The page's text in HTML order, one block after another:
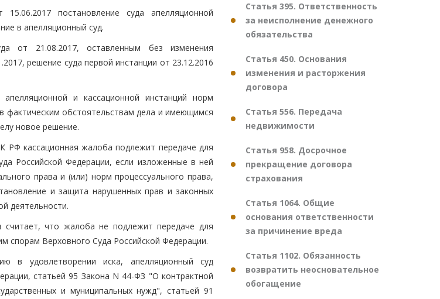
постановление суда апелляционной
в апелляционный суд.
от 21.08.2017, оставленным без изменения
решение суда первой инстанции от 23.12.2016
и кассационной инстанций норм
фактическим обстоятельствам дела и имеющимся
новое решение.
РФ кассационная жалоба подлежит передаче для
Российской Федерации, если изложенные в ней
права и (или) норм процессуального права,
и защита нарушенных прав и законных
деятельности.
что жалоба не подлежит передаче для
спорам Верховного Суда Российской Федерации.
в удовлетворении иска, апелляционный суд
статьей 95 Закона N 44-ФЗ "О контрактной
и муниципальных нужд", статьей 91
Статья 395. Ответственность
за неисполнение денежного
обязательства
Статья 450. Основания
изменения и расторжения
договора
Статья 556. Передача
недвижимости
Статья 958. Досрочное
прекращение договора
страхования
Статья 1064. Общие
основания ответственности
за причинение вреда
Статья 1102. Обязанность
возвратить неосновательное
обогащение